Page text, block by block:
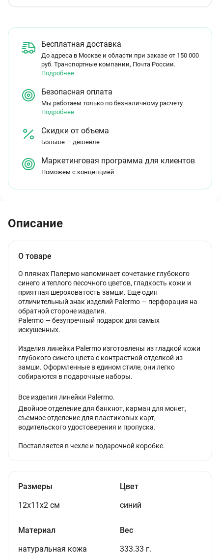
Бесплатная доставка
До адреса в Москве и области при заказе от 150 000
руб. Транспортные компании, Почта России.
Подробнее
Безопасная оплата
Мы работаем только по безналичному расчету.
Подробнее
Скидки от объема
Больше — дешевле
Маркетинговая программа для клиентов
Поможем с концепцией
Описание
О товаре
О пляжах Палермо напоминает сочетание глубокого
синего и теплого песочного цветов, гладкость кожи и
приятная шероховатость замши. Еще один
отличительный знак изделий Palermo — перфорация на
обратной стороне изделия.
Palermo — безупречный подарок для самых
искушенных.
Изделия линейки Palermo изготовлены из гладкой кожи
глубокого синего цвета с контрастной отделкой из
замши. Оформленные в едином стиле, они легко
собираются в подарочные наборы.
Все изделия линейки Palermo.
Двойное отделение для банкнот, карман для монет,
съемное отделение для пластиковых карт,
водительского удостоверения и пропуска.
Поставляется в чехле и подарочной коробке.
Размеры
12х11х2 см
Цвет
синий
Материал
натуральная кожа
Вес
333.33 г.